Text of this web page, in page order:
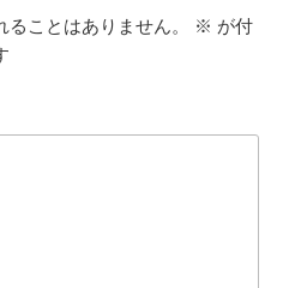
ことはありません。 ※ が付